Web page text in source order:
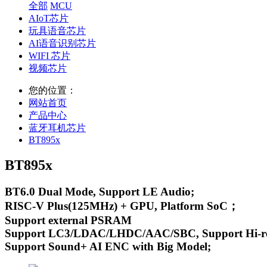
全部 MCU
AIoT芯片
玩具语音芯片
AI语音识别芯片
WIFI 芯片
视频芯片
您的位置：
网站首页
产品中心
蓝牙耳机芯片
BT895x
BT895x
BT6.0 Dual Mode, Support LE Audio;
RISC-V Plus(125MHz) + GPU, Platform SoC；
Support external PSRAM
Support LC3/LDAC/LHDC/AAC/SBC, Support Hi-
Support Sound+ AI ENC with Big Model;